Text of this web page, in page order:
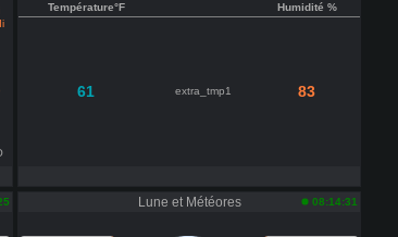
Température°F
Humidité %
61 extra_tmp1 83
Lune et Météores 08:14:31